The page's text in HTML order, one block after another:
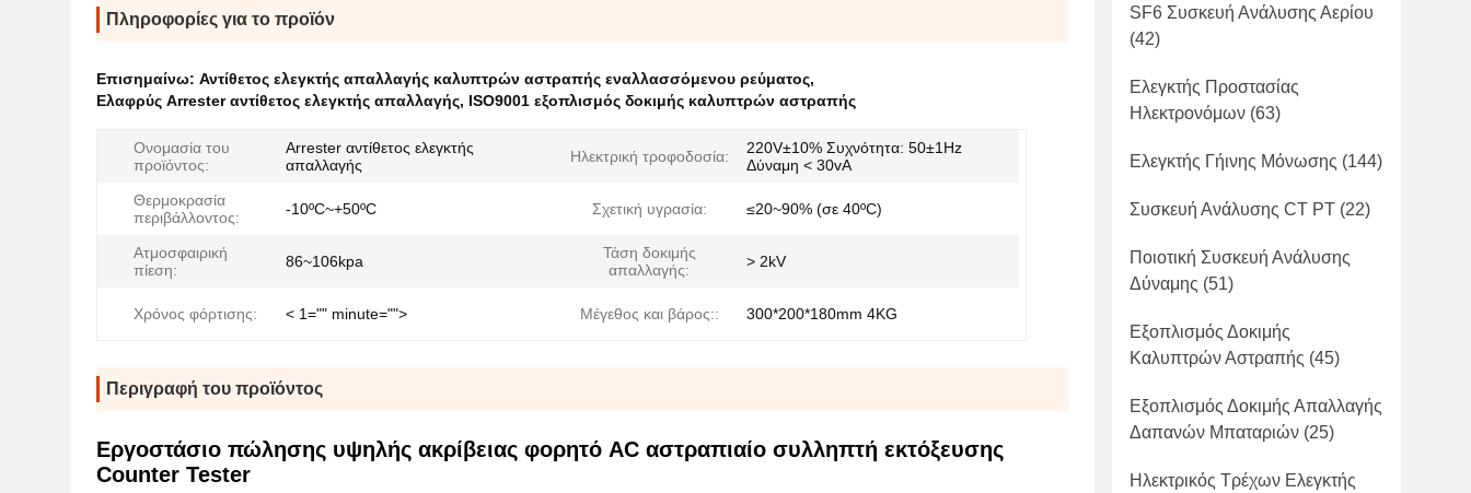
Πληροφορίες για το προϊόν
Επισημαίνω: Αντίθετος ελεγκτής απαλλαγής καλυπτρών αστραπής εναλλασσόμενου ρεύματος,
Ελαφρύς Arrester αντίθετος ελεγκτής απαλλαγής, ISO9001 εξοπλισμός δοκιμής καλυπτρών αστραπής
Ονομασία του
προϊόντος:
Arrester αντίθετος ελεγκτής
απαλλαγής
Ηλεκτρική τροφοδοσία:
220V±10% Συχνότητα: 50±1Hz
Δύναμη < 30vA
Θερμοκρασία
περιβάλλοντος:
-10ºC~+50ºC Σχετική υγρασία: ≤20~90% (σε 40ºC)
Ατμοσφαιρική
πίεση:
86~106kpa
Τάση δοκιμής
απαλλαγής:
> 2kV
Χρόνος φόρτισης: < 1="" minute=""> Μέγεθος και βάρος:: 300*200*180mm 4KG
Περιγραφή του προϊόντος
Εργοστάσιο πώλησης υψηλής ακρίβειας φορητό AC αστραπιαίο συλληπτή εκτόξευσης
Counter Tester
SF6 Συσκευή Ανάλυσης Αερίου
(42)
Ελεγκτής Προστασίας
Ηλεκτρονόμων (63)
Ελεγκτής Γήινης Μόνωσης (144)
Συσκευή Ανάλυσης CT PT (22)
Ποιοτική Συσκευή Ανάλυσης
Δύναμης (51)
Εξοπλισμός Δοκιμής
Καλυπτρών Αστραπής (45)
Εξοπλισμός Δοκιμής Απαλλαγής
Δαπανών Μπαταριών (25)
Ηλεκτρικός Τρέχων Ελεγκτής